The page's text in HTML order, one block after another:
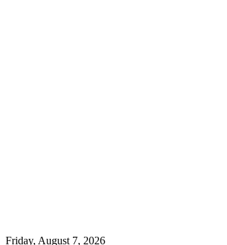
Friday, August 7, 2026